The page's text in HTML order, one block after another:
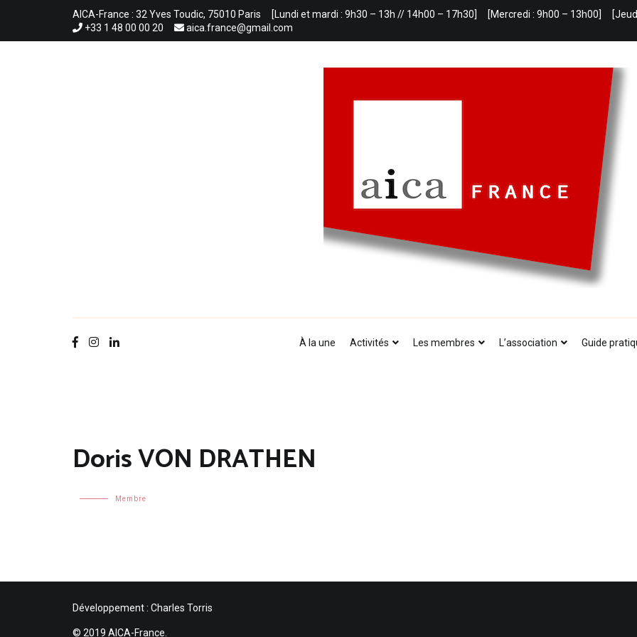
AICA-France : 32 Yves Toudic, 75010 Paris [Lundi et mardi : 9h30 – 13h // 14h00 – 17h30] [Mercredi : 9h00 – 13h00]
+33 1 48 00 00 20
aica.france@gmail.com
À la une Activités Les membres L’association Guide
Doris VON DRATHEN
Membre
Développement : Charles Torris
© 2019 AICA-France.